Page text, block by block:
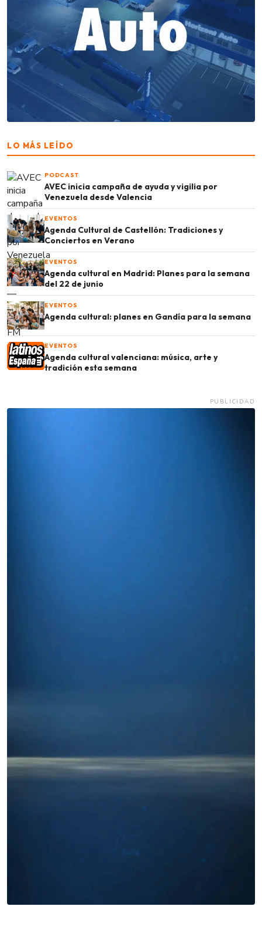
LO MÁS LEÍDO
PODCAST
AVEC inicia campaña de ayuda y vigilia por
Venezuela desde Valencia
EVENTOS
Agenda Cultural de Castellón: Tradiciones y
Conciertos en Verano
EVENTOS
Agenda cultural en Madrid: Planes para la semana
del 22 de junio
EVENTOS
Agenda cultural: planes en Gandía para la semana
EVENTOS
Agenda cultural valenciana: música, arte y
tradición esta semana
PUBLICIDAD